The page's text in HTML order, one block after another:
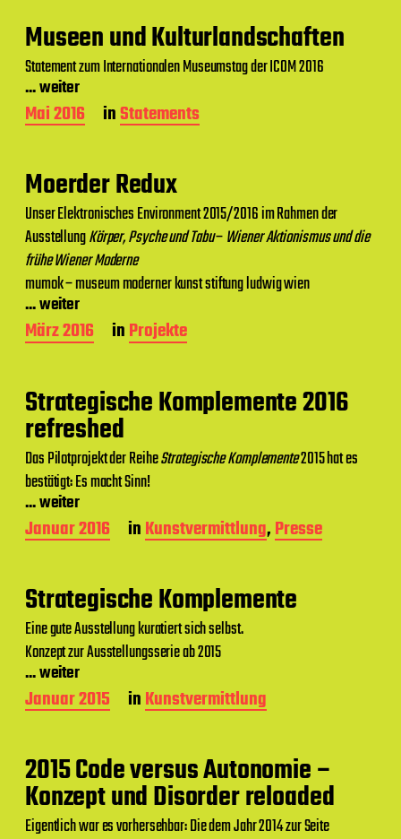
t
r
a
g
s
d
a
m
Museen und Kulturlandschaften
Statement zum Internationalen Museumstag der ICOM 2016
... weiter
B
e
t
r
a
g
s
d
a
t
u
m
Mai 2016 inStatements
Moerder Redux
Unser Elektronisches Environment 2015/2016 im Rahmen der
AusstellungKörper, Psyche und Tabu–Wiener Aktionismus und die
frühe Wiener Moderne
mumok – museum moderner kunst stiftung ludwig wien
... weiter
B
e
t
r
a
g
s
d
a
t
u
m
März 2016 inProjekte
Strategische Komplemente 2016
refreshed
Das Pilotprojekt der ReiheStrategische Komplemente2015 hat es
bestätigt: Es macht Sinn!
... weiter
B
e
t
r
a
g
s
d
a
t
Januar 2016 inKunstvermittlung,Presse
Strategische Komplemente
Eine gute Ausstellung kuratiert sich selbst.
Konzept zur Ausstellungsserie ab 2015
... weiter
B
e
t
r
a
g
s
Januar 2015 inKunstvermittlung
2015 Code versus Autonomie –
Konzept und Disorder reloaded
Eigentlich war es vorhersehbar: Die dem Jahr 2014 zur Seite